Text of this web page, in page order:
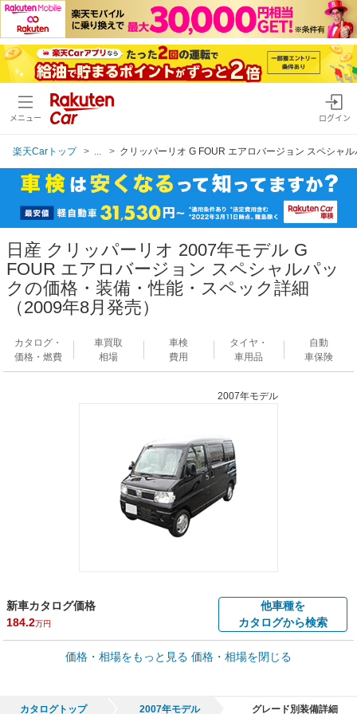
メニュー ログイン
楽天Carトップ クリッパーリオ G FOUR エアロバージョン スペシャ
日産 クリッパーリオ 2007年モデル G
FOUR エアロバージョン スペシャルパッ
クの価格・装備・性能・スペック詳細
（2009年8月発売）
カタログ・
価格・燃費
車買取
相場
車検
費用
タイヤ・
車用品
自動
車保険
2007年モデル
新車カタログ価格
184.2万円
他車種を
カタログから検索
車買取価格 *
車買取相場
価格・相場をもっと見る 価格・相場を閉じる
カタログトップ 2007年モデル グレード別装備詳細